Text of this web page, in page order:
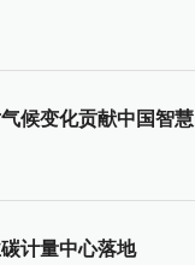
候变化贡献中国智慧
计量中心落地